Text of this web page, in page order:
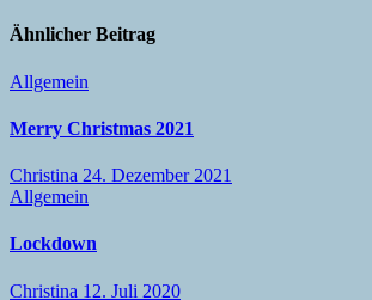
Ähnlicher Beitrag
Allgemein
Merry Christmas 2021
Christina 24. Dezember 2021
Allgemein
Lockdown
Christina 12. Juli 2020